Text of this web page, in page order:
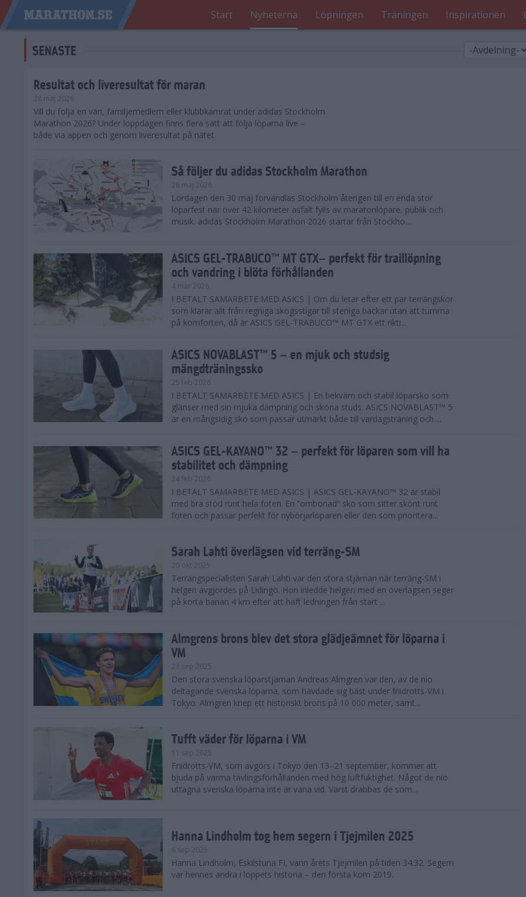
Start Nyheterna Löpningen Träningen Inspirationen
SENASTE
Resultat och liveresultat för maran
28 maj 2026
​Vill du följa en vän, familjemedlem eller klubbkamrat under adidas Stockholm
Marathon 2026? Under loppdagen finns flera sätt att följa löparna live –
både via appen och genom liveresultat på nätet.
Så följer du adidas Stockholm Marathon
28 maj 2026
Lördagen den 30 maj förvandlas Stockholm återigen till en enda stor
löparfest när över 42 kilometer asfalt fylls av maratonlöpare, publik och
musik. adidas Stockholm Marathon 2026 startar från Stockho...
ASICS GEL-TRABUCO™ MT GTX– perfekt för traillöpning
och vandring i blöta förhållanden
4 mar 2026
I BETALT SAMARBETE MED ASICS | Om du letar efter ett par terrängskor
som klarar allt från regniga skogsstigar till steniga backar utan att tumma
på komforten, då är ASICS GEL-TRABUCO™ MT GTX ett rikti...
ASICS NOVABLAST™ 5 – en mjuk och studsig
mängdträningssko
25 feb 2026
I BETALT SAMARBETE MED ASICS | En bekväm och stabil löparsko som
glänser med sin mjuka dämpning och sköna studs. ASICS NOVABLAST™ 5
är en mångsidig sko som passar utmärkt både till vardagsträning och ...
ASICS GEL-KAYANO™ 32 – perfekt för löparen som vill ha
stabilitet och dämpning
24 feb 2026
I BETALT SAMARBETE MED ASICS | ASICS GEL-KAYANO™ 32 är stabil
med bra stöd runt hela foten. En ”ombonad” sko som sitter skönt runt
foten och passar perfekt för nybörjarlöparen eller den som prioritera...
Sarah Lahti överlägsen vid terräng-SM
20 okt 2025
Terrängspecialisten Sarah Lahti var den stora stjärnan när terräng-SM i
helgen avgjordes på Lidingö. Hon inledde helgen med en överlägsen seger
på korta banan 4 km efter att haft ledningen från start ...
Almgrens brons blev det stora glädjeämnet för löparna i
VM
23 sep 2025
Den stora svenska löparstjärnan Andreas Almgren var den, av de nio
deltagande svenska löparna, som hävdade sig bäst under friidrotts-VM i
Tokyo. Almgren knep ett historiskt brons på 10 000 meter, samt...
Tufft väder för löparna i VM
11 sep 2025
Friidrotts-VM, som avgörs i Tokyo den 13–21 september, kommer att
bjuda på varma tävlingsförhållanden med hög luftfuktighet. Något de nio
uttagna svenska löparna inte är vana vid. Värst drabbas de som...
Hanna Lindholm tog hem segern i Tjejmilen 2025
6 sep 2025
Hanna Lindholm, Eskilstuna FI, vann årets Tjejmilen på tiden 34:32. Segern
var hennes andra i loppets historia – den första kom 2019.